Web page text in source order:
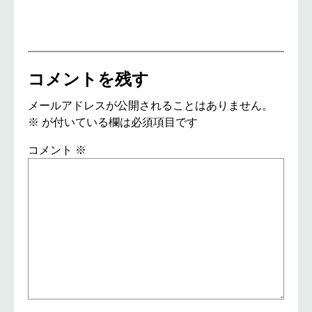
コメントを残す
メールアドレスが公開されることはありません。
※ が付いている欄は必須項目です
コメント ※